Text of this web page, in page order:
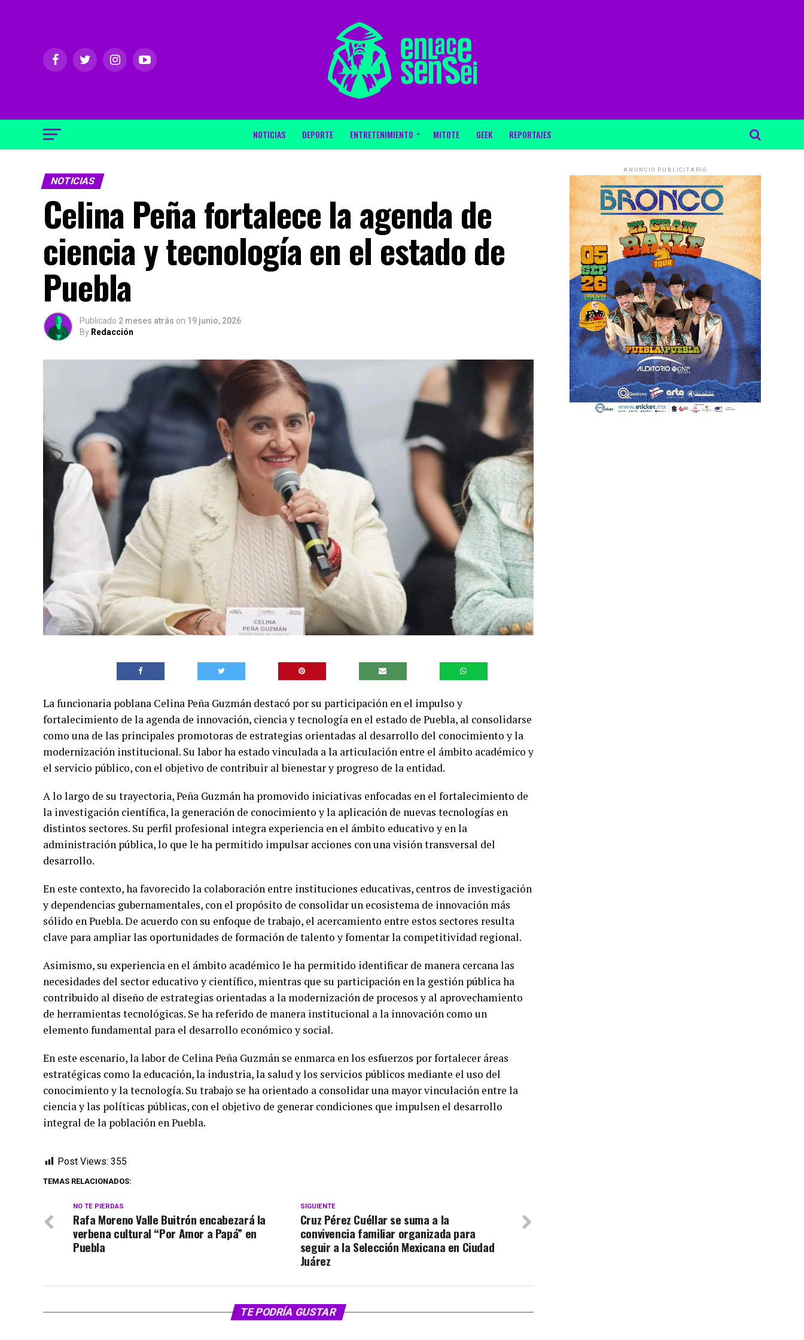
NOTICIAS DEPORTE ENTRETENIMIENTO MITOTE GEEK REPORTAJES
NOTICIAS
Celina Peña fortalece la agenda de
ciencia y tecnología en el estado de
Puebla
Publicado 2 meses atrás on 19 junio, 2026
By Redacción
La funcionaria poblana Celina Peña Guzmán destacó por su participación en el impulso y
fortalecimiento de la agenda de innovación, ciencia y tecnología en el estado de Puebla, al consolidarse
como una de las principales promotoras de estrategias orientadas al desarrollo del conocimiento y la
modernización institucional. Su labor ha estado vinculada a la articulación entre el ámbito académico y
el servicio público, con el objetivo de contribuir al bienestar y progreso de la entidad.
A lo largo de su trayectoria, Peña Guzmán ha promovido iniciativas enfocadas en el fortalecimiento de
la investigación científica, la generación de conocimiento y la aplicación de nuevas tecnologías en
distintos sectores. Su perfil profesional integra experiencia en el ámbito educativo y en la
administración pública, lo que le ha permitido impulsar acciones con una visión transversal del
desarrollo.
En este contexto, ha favorecido la colaboración entre instituciones educativas, centros de investigación
y dependencias gubernamentales, con el propósito de consolidar un ecosistema de innovación más
sólido en Puebla. De acuerdo con su enfoque de trabajo, el acercamiento entre estos sectores resulta
clave para ampliar las oportunidades de formación de talento y fomentar la competitividad regional.
Asimismo, su experiencia en el ámbito académico le ha permitido identificar de manera cercana las
necesidades del sector educativo y científico, mientras que su participación en la gestión pública ha
contribuido al diseño de estrategias orientadas a la modernización de procesos y al aprovechamiento
de herramientas tecnológicas. Se ha referido de manera institucional a la innovación como un
elemento fundamental para el desarrollo económico y social.
En este escenario, la labor de Celina Peña Guzmán se enmarca en los esfuerzos por fortalecer áreas
estratégicas como la educación, la industria, la salud y los servicios públicos mediante el uso del
conocimiento y la tecnología. Su trabajo se ha orientado a consolidar una mayor vinculación entre la
ciencia y las políticas públicas, con el objetivo de generar condiciones que impulsen el desarrollo
integral de la población en Puebla.
Post Views: 355
TEMAS RELACIONADOS:
SIGUIENTE
Cruz Pérez Cuéllar se suma a la
convivencia familiar organizada para
seguir a la Selección Mexicana en Ciudad
Juárez
NO TE PIERDAS
Rafa Moreno Valle Buitrón encabezará la
verbena cultural “Por Amor a Papá” en
Puebla
TE PODRÍA GUSTAR
ANUNCIO PUBLICITARIO